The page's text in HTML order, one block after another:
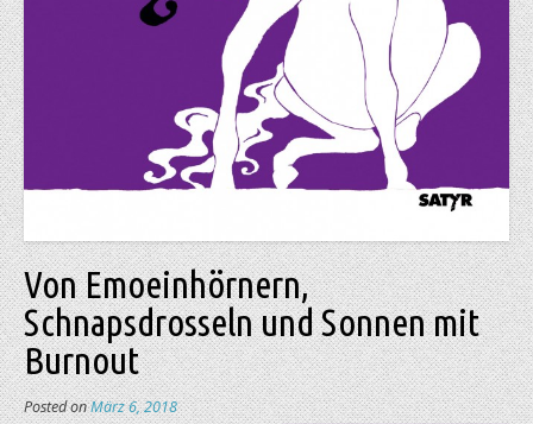
Von Emoeinhörnern,
Schnapsdrosseln und Sonnen mit
Burnout
Posted onMärz 6, 2018